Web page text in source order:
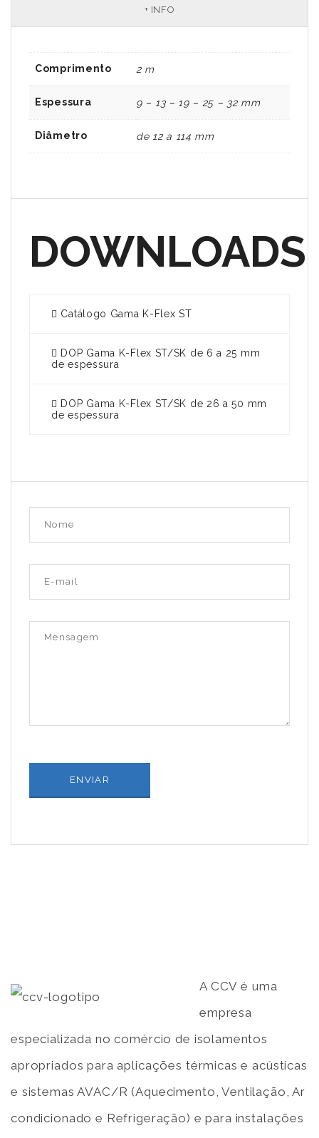
+ INFO
Comprimento 2 m
Espessura 9 – 13 – 19 – 25 – 32 mm
Diâmetro de 12 a 114 mm
DOWNLOADS
Catálogo Gama K-Flex ST
DOP Gama K-Flex ST/SK de 6 a 25 mm
de espessura
DOP Gama K-Flex ST/SK de 26 a 50 mm
de espessura
A CCV é uma
empresa
especializada no comércio de isolamentos
apropriados para aplicações térmicas e acústicas
e sistemas AVAC/R (Aquecimento, Ventilação, Ar
condicionado e Refrigeração) e para instalações